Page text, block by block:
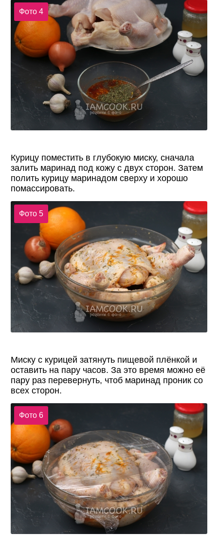
Фото 4
Курицу поместить в глубокую миску, сначала
залить маринад под кожу с двух сторон. Затем
полить курицу маринадом сверху и хорошо
помассировать.
Фото 5
Миску с курицей затянуть пищевой плёнкой и
оставить на пару часов. За это время можно её
пару раз перевернуть, чтоб маринад проник со
всех сторон.
Фото 6